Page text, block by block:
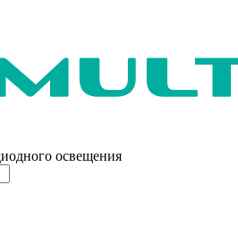
освещения